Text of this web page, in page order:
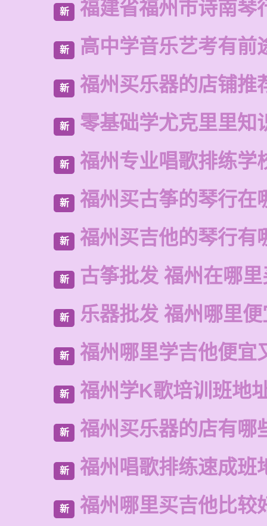
新 福建省福州市诗南琴
新 高中学音乐艺考有前
新 福州买乐器的店铺推
新 零基础学尤克里里知
新 福州专业唱歌排练学
新 福州买古筝的琴行在
新 福州买吉他的琴行有
新 古筝批发 福州在哪
新 乐器批发 福州哪里
新 福州哪里学吉他便宜
新 福州学K歌培训班地
新 福州买乐器的店有哪
新 福州唱歌排练速成班
新 福州哪里买吉他比较